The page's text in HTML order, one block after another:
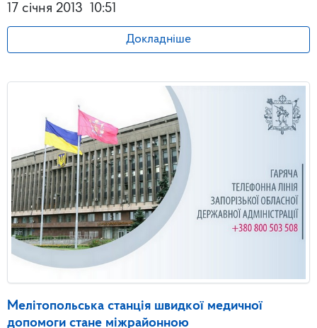
17 січня 2013 10:51
Докладніше
Мелітопольська станція швидкої медичної
допомоги стане міжрайонною